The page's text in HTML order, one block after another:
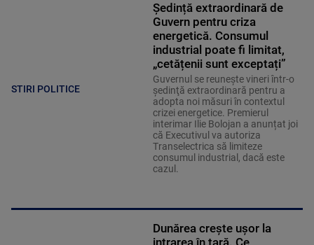
STIRI POLITICE
Ședință extraordinară de
Guvern pentru criza
energetică. Consumul
industrial poate fi limitat,
„cetățenii sunt exceptați”
Guvernul se reuneşte vineri într-o
şedinţă extraordinară pentru a
adopta noi măsuri în contextul
crizei energetice. Premierul
interimar Ilie Bolojan a anunțat joi
că Executivul va autoriza
Transelectrica să limiteze
consumul industrial, dacă este
cazul.
Dunărea crește ușor la